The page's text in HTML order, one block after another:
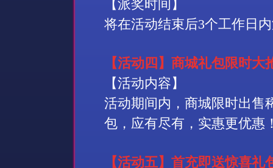
【派奖时间】
将在活动结束后3个工作日
【活动四】商城礼包限时大
【活动内容】
活动期间内，商城限时出售
包，应有尽有，实惠更优惠
【活动五】首充即送惊喜礼